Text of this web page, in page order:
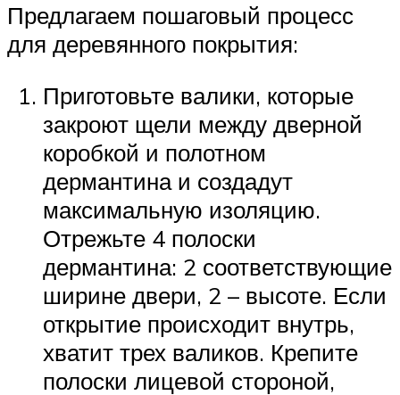
Предлагаем пошаговый процесс
для деревянного покрытия:
Приготовьте валики, которые
закроют щели между дверной
коробкой и полотном
дермантина и создадут
максимальную изоляцию.
Отрежьте 4 полоски
дермантина: 2 соответствующие
ширине двери, 2 – высоте. Если
открытие происходит внутрь,
хватит трех валиков. Крепите
полоски лицевой стороной,